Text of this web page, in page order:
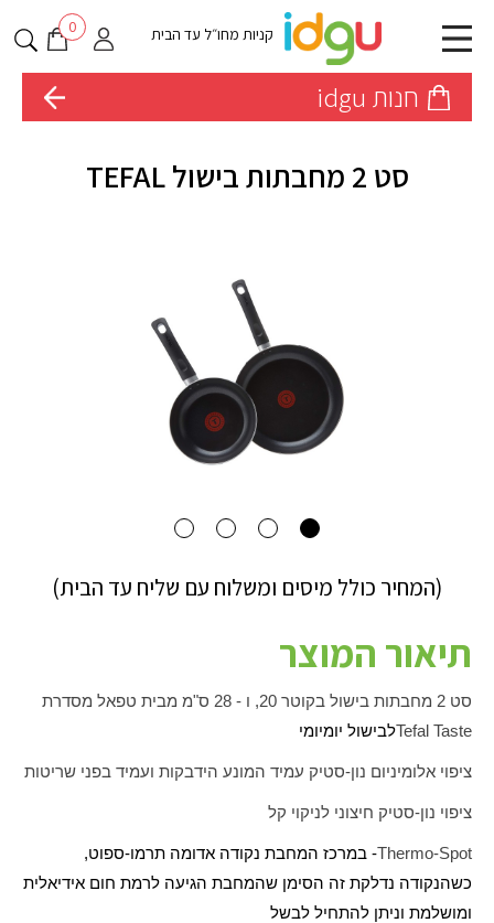
קניות מחו״ל עד הבית 0
חנות idgu
סט 2 מחבתות בישול TEFAL
(המחיר כולל מיסים ומשלוח עם שליח עד הבית)
תיאור המוצר
סט 2 מחבתות בישול בקוטר 20, ו - 28 ס"מ מבית טפאל מסדרת
Tefal Tasteלבישול יומיומי
ציפוי אלומיניום נון-סטיק עמיד המונע הידבקות ועמיד בפני שריטות
ציפוי נון-סטיק חיצוני לניקוי קל
Thermo-Spot- במרכז המחבת נקודה אדומה תרמו-ספוט,
כשהנקודה נדלקת זה הסימן שהמחבת הגיעה לרמת חום אידיאלית
ומושלמת וניתן להתחיל לבשל